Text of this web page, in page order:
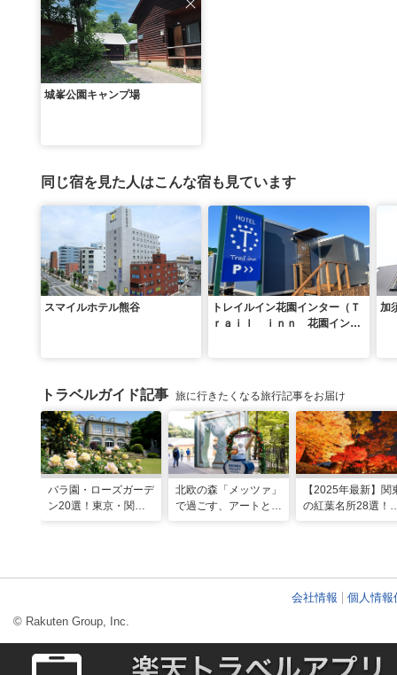
城峯公園キャンプ場
同じ宿を見た人はこんな宿も見ています
スマイルホテル熊谷
トレイルイン花園インター（Ｔ
ｒａｉｌ ｉｎｎ 花園インタ
加
トラベルガイド記事 旅に行きたくなる旅行記事をお届け
バラ園・ローズガーデ
ン20選！東京・関東
北欧の森「メッツァ」
で過ごす、アートとム
【2025年最新】関
の紅葉名所28選！
会社情報
個人情報
© Rakuten Group, Inc.